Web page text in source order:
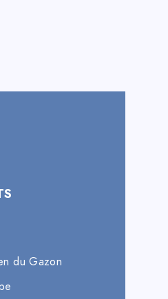
du Gazon